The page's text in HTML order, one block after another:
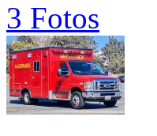
3 Fotos